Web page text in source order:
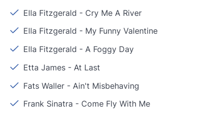
Ella Fitzgerald - Cry Me A River
Ella Fitzgerald - My Funny Valentine
Ella Fitzgerald -A Foggy Day
Etta James - At Last
Fats Waller - Ain't Misbehaving
Frank Sinatra - Come Fly With Me